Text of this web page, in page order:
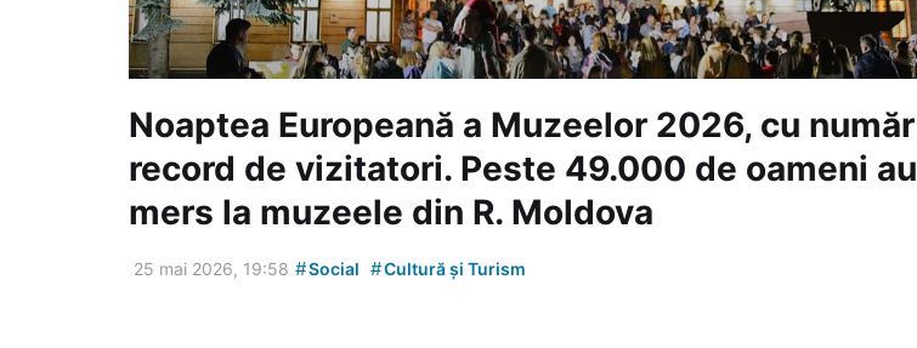
Noaptea Europeană a Muzeelor 2026, cu număr
record de vizitatori. Peste 49.000 de oameni au
mers la muzeele din R. Moldova
25 mai 2026, 19:58 #Social #Cultură și Turism